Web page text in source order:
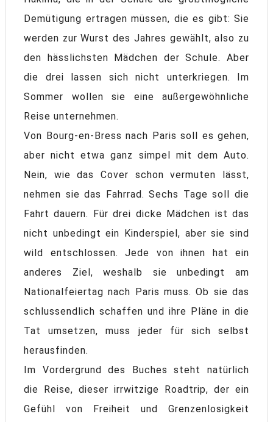
Demütigung ertragen müssen, die es gibt: Sie
werden zur Wurst des Jahres gewählt, also zu
den hässlichsten Mädchen der Schule. Aber
die drei lassen sich nicht unterkriegen. Im
Sommer wollen sie eine außergewöhnliche
Reise unternehmen.
Von Bourg-en-Bress nach Paris soll es gehen,
aber nicht etwa ganz simpel mit dem Auto.
Nein, wie das Cover schon vermuten lässt,
nehmen sie das Fahrrad. Sechs Tage soll die
Fahrt dauern. Für drei dicke Mädchen ist das
nicht unbedingt ein Kinderspiel, aber sie sind
wild entschlossen. Jede von ihnen hat ein
anderes Ziel, weshalb sie unbedingt am
Nationalfeiertag nach Paris muss. Ob sie das
schlussendlich schaffen und ihre Pläne in die
Tat umsetzen, muss jeder für sich selbst
herausfinden.
Im Vordergrund des Buches steht natürlich
die Reise, dieser irrwitzige Roadtrip, der ein
Gefühl von Freiheit und Grenzenlosigkeit